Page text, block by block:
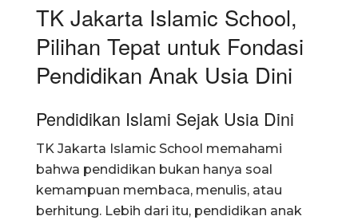
TK Jakarta Islamic School,
Pilihan Tepat untuk Fondasi
Pendidikan Anak Usia Dini
Pendidikan Islami Sejak Usia Dini
TK Jakarta Islamic School memahami
bahwa pendidikan bukan hanya soal
kemampuan membaca, menulis, atau
berhitung. Lebih dari itu, pendidikan anak